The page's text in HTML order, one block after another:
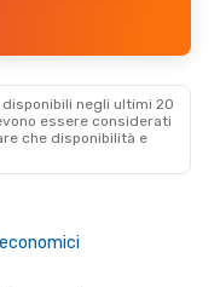
negli ultimi 20
essere considerati
che disponibilità e
economici